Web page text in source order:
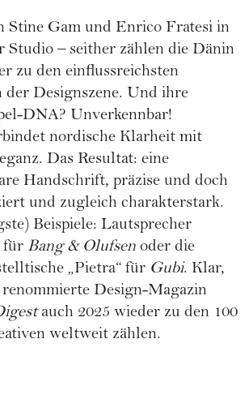
Stine Gam und Enrico Fratesi in
Studio – seither zählen die Dänin
zu den einflussreichsten
der Designszene. Und ihre
DNA? Unverkennbar!
nordische Klarheit mit
Das Resultat: eine
Handschrift, präzise und doch
und zugleich charakterstark.
Beispiele: Lautsprecher
für Bang & Olufsen oder die
„Pietra“ für Gubi. Klar,
renommierte Design-Magazin
auch 2025 wieder zu den 100
weltweit zählen.